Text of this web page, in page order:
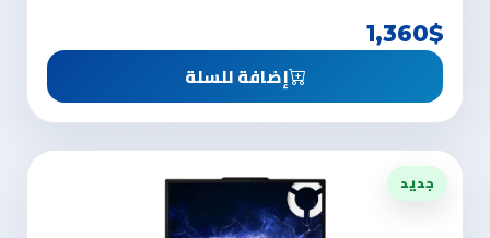
1,360$
إضافة للسلة
جديد